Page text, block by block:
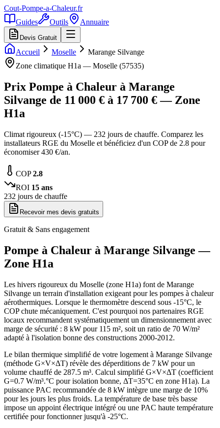
Cout-Pompe-a-Chaleur.fr
Guides
Outils Annuaire
Devis Gratuit
Accueil Moselle
Marange Silvange
Zone climatique H1a — Moselle (57535)
Prix Pompe à Chaleur à Marange
Silvange de 11 000 € à 17 700 € — Zone
H1a
Climat rigoureux (-15°C) — 232 jours de chauffe. Comparez les
installateurs RGE du Moselle et bénéficiez d'un COP de 2.8 pour
économiser 430 €/an.
COP2.8
ROI 15 ans
232 jours de chauffe
Recevoir mes devis gratuits
Gratuit & Sans engagement
Pompe à Chaleur à Marange Silvange —
Zone H1a
Les hivers rigoureux du Moselle (zone H1a) font de Marange
Silvange un terrain d'installation exigeant pour les pompes à chaleur
aérothermiques. Lorsque le thermomètre descend sous -15°C, le
COP chute mécaniquement. C'est pourquoi nos partenaires RGE
locaux recommandent systématiquement un dimensionnement avec
marge de sécurité : 8 kW pour 115 m², soit un ratio de 70 W/m²
adapté à l'isolation bonne des constructions 2000-2012.
Le bilan thermique simplifié de votre logement à Marange Silvange
(méthode G×V×ΔT) révèle des déperditions de 7 kW pour un
volume chauffé de 287.5 m³. Calcul simplifié G×V×ΔT (coefficient
G=0.7 W/m³.°C pour isolation bonne, ΔT=35°C en zone H1a). La
puissance PAC recommandée de 8 kW intègre une marge de 10%
pour les jours les plus froids. La température de base très basse
impose un appoint électrique intégré ou une PAC haute température
certifiée pour fonctionner jusqu'à -25°C.